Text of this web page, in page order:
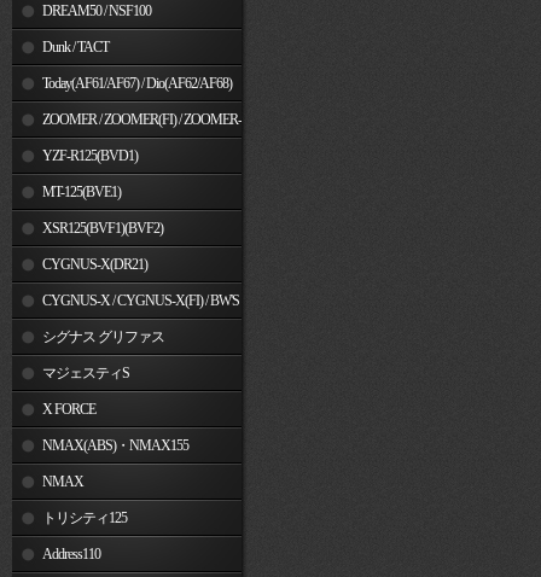
DREAM50 / NSF100
Dunk / TACT
Today(AF61/AF67) / Dio(AF62/AF68)
ZOOMER / ZOOMER(FI) / ZOOMER-
YZF-R125(BVD1)
MT-125(BVE1)
XSR125(BVF1)(BVF2)
CYGNUS-X(DR21)
CYGNUS-X / CYGNUS-X(FI) / BW'S
125 シグナス グリファス
マジェスティS
X FORCE
NMAX(ABS)・NMAX155
NMAX
トリシティ125
Address110